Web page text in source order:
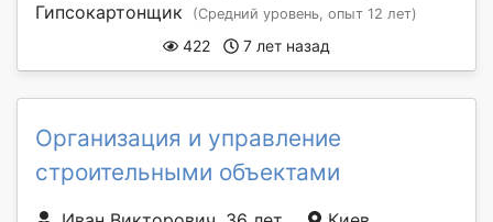
Гипсокартонщик (Средний уровень, опыт 12 лет)
422 7 лет назад
Организация и управление
строительными объектами